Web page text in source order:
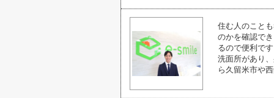
住む人のこと
のかを確認で
るので便利で
洗面所があり
ら久留米市や